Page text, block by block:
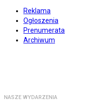
Reklama
Ogłoszenia
Prenumerata
Archiwum
NASZE WYDARZENIA